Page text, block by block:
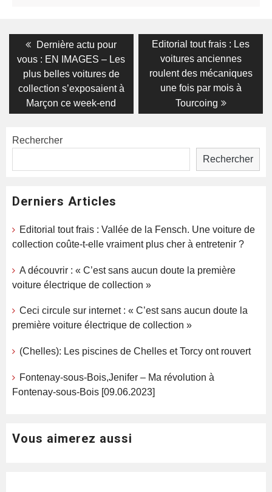
Navigation
de
l’article
Previous
post:
Dernière actu pour
vous : EN IMAGES – Les
plus belles voitures de
collection s’exposaient à
Marçon ce week-end
Next
post:
Editorial tout frais : Les
voitures anciennes
roulent des mécaniques
une fois par mois à
Tourcoing
Rechercher
Rechercher
Derniers Articles
Editorial tout frais : Vallée de la Fensch. Une voiture de
collection coûte-t-elle vraiment plus cher à entretenir ?
A découvrir : « C’est sans aucun doute la première
voiture électrique de collection »
Ceci circule sur internet : « C’est sans aucun doute la
première voiture électrique de collection »
(Chelles): Les piscines de Chelles et Torcy ont rouvert
Fontenay-sous-Bois,Jenifer – Ma révolution à
Fontenay-sous-Bois [09.06.2023]
Vous aimerez aussi